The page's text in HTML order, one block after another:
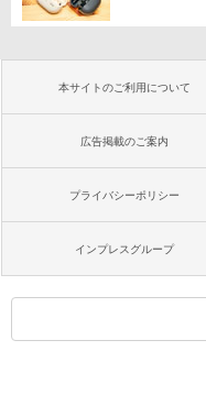
本サイトのご利用について
広告掲載のご案内
プライバシーポリシー
インプレスグループ